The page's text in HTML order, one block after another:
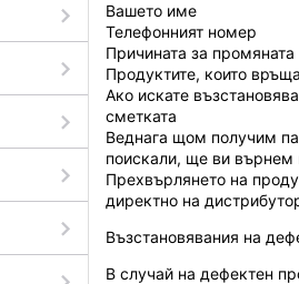
Вашето име
Телефонният номер
Причината за промяната
Продуктите, които
Ако искате
сметката
Веднага щом получим
поискали, ще ви върнем
Прехвърлянето на
директно на
Възстановявания на
В случай на дефектен